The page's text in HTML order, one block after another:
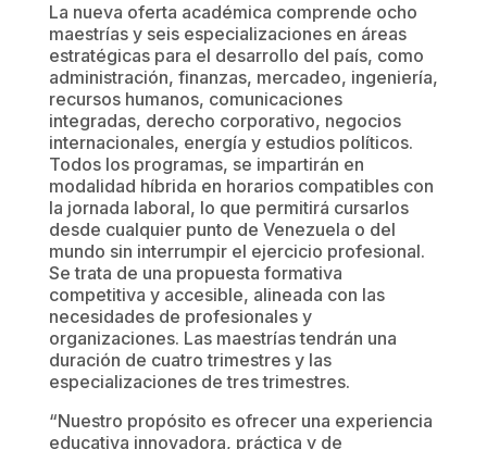
La nueva oferta académica comprende ocho
maestrías y seis especializaciones en áreas
estratégicas para el desarrollo del país, como
administración, finanzas, mercadeo, ingeniería,
recursos humanos, comunicaciones
integradas, derecho corporativo, negocios
internacionales, energía y estudios políticos.
Todos los programas, se impartirán en
modalidad híbrida en horarios compatibles con
la jornada laboral, lo que permitirá cursarlos
desde cualquier punto de Venezuela o del
mundo sin interrumpir el ejercicio profesional.
Se trata de una propuesta formativa
competitiva y accesible, alineada con las
necesidades de profesionales y
organizaciones. Las maestrías tendrán una
duración de cuatro trimestres y las
especializaciones de tres trimestres.
“Nuestro propósito es ofrecer una experiencia
educativa innovadora, práctica y de